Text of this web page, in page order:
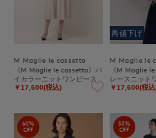
M Maglie le cassetto
《M Maglie le cassetto》バ
イカラーニットワンピース
￥17,600(税込)
再値下げ
M Maglie le
《M Maglie
レースニット
￥17,600(税込
60%
OFF
50%
OFF